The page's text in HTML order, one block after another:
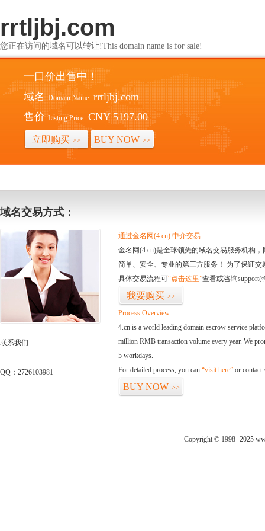
rrtljbj.com
您正在访问的域名可以转让!This domain name is for sale!
一口价出售中！
域名 Domain Name: rrtljbj.com
售价 Listing Price: CNY 5197.00
立即购买 >> BUY NOW >>
域名交易方式：
联系我们
QQ：2726103981
通过金名网(4.cn) 中介交易
金名网(4.cn)是全球领先的域名交易服务机构
简单、安全、专业的第三方服务！ 为了保证
具体交易流程可“点击这里”查看或咨询
我要购买 >>
Process Overview:
4.cn is a world leading domain escrow service
million RMB transaction volume every year. We
5 workdays.
For detailed process, you can “visit here” or contact
BUY NOW >>
Copyright © 1998 -2025